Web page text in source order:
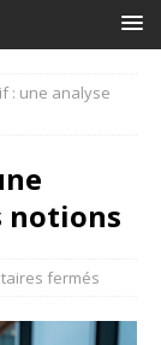
: une analyse
notions
fermés